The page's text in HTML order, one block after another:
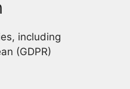
including
(GDPR)